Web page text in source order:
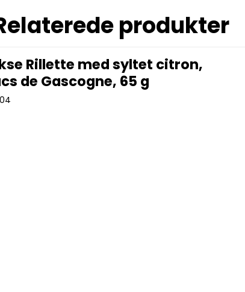
produkter
Rillette med syltet citron,
de Gascogne, 65 g